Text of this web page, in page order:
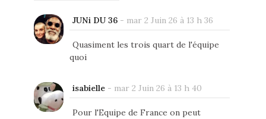
JUNi DU 36- mar 2 Juin 26 à 13 h 36
Quasiment les trois quart de l'équipe
quoi
isabielle- mar 2 Juin 26 à 13 h 40
Pour l'Equipe de France on peut